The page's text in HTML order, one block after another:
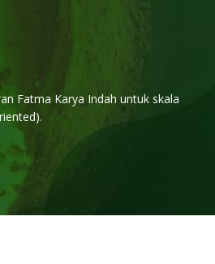
Fatma Karya Indah untuk skala